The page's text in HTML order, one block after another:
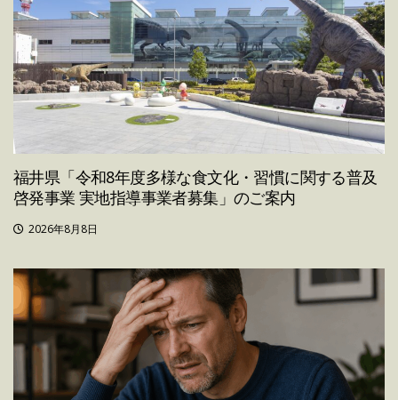
福井県「令和8年度多様な食文化・習慣に関する普及
啓発事業 実地指導事業者募集」のご案内
2026年8月8日